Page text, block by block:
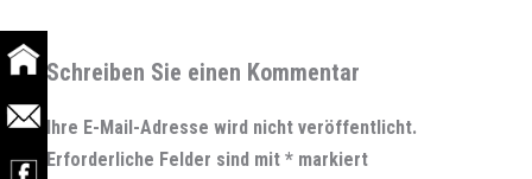
Schreiben Sie einen Kommentar
Ihre E-Mail-Adresse wird nicht veröffentlicht.
Erforderliche Felder sind mit * markiert